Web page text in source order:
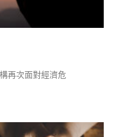
再次面對經濟危